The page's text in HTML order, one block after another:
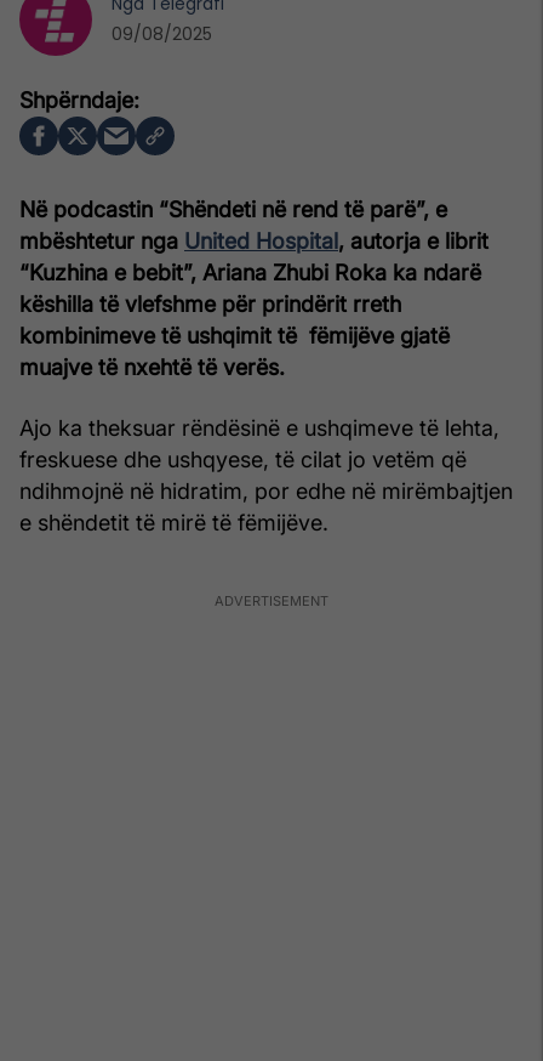
Në podcastin “Shëndeti në rend të parë”, e
mbështetur nga United Hospital , autorja e librit
“Kuzhina e bebit”, Ariana Zhubi Roka ka ndarë
këshilla të vlefshme për prindërit rreth
kombinimeve të ushqimit të fëmijëve gjatë
muajve të nxehtë të verës.
Ajo ka theksuar rëndësinë e ushqimeve të lehta,
freskuese dhe ushqyese, të cilat jo vetëm që
ndihmojnë në hidratim, por edhe në mirëmbajtjen
e shëndetit të mirë të fëmijëve.
09/08/2025